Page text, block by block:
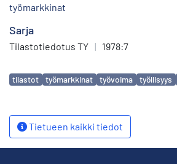
työmarkkinat
Sarja
Tilastotiedotus TY | 1978:7
Avainsanat
tilastot työmarkkinat työvoima työllisyys
Tietueen kaikki tiedot